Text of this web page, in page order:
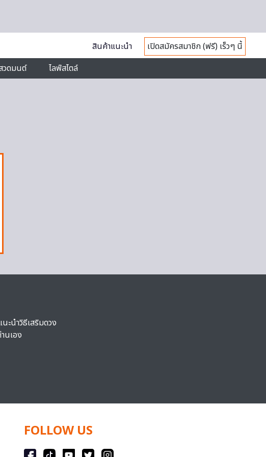
สินค้าแนะนำ
เปิดสมัครสมาชิก (ฟรี) เร็วๆ นี้
วดมนต์ ไลฟ์สไตล์
ะนำวิธีเสริมดวง
นเอง
FOLLOW US